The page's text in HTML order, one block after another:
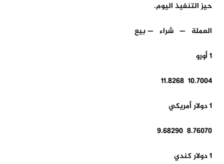
حيز التنفيذ اليوم.
العملة — شراء — بيع
1 أورو
10.7004 11.8268
1 دولار أمريكي
8.76070 9.68290
1 دولار كندي